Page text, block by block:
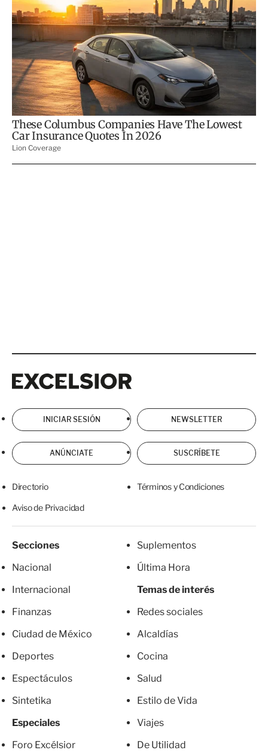
INICIAR SESIÓN NEWSLETTER
ANÚNCIATE SUSCRÍBETE
Directorio Términos y Condiciones
Aviso de Privacidad
Secciones
Nacional
Internacional
Finanzas
Ciudad de México
Deportes
Espectáculos
Sintetika
Especiales
Foro Excélsior
Suplementos
Última Hora
Temas de interés
Redes sociales
Alcaldías
Cocina
Salud
Estilo de Vida
Viajes
De Utilidad